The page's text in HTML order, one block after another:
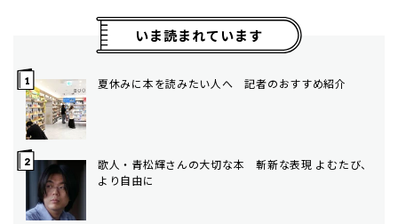
いま読まれています
夏休みに本を読みたい人へ 記者のおすすめ紹介
歌人・青松輝さんの大切な本 斬新な表現 よむたび、
より自由に